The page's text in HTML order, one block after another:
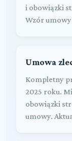
i obowiązki
Wzór
Umowa
Kompletny
2025 roku.
obowiązki
umowy.